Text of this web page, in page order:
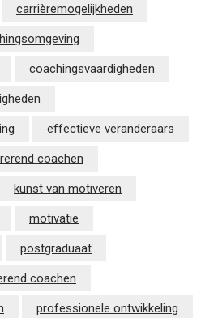
carrièremogelijkheden
coachingsvaardigheden
effectieve veranderaars
coachen
kunst van motiveren
motivatie
postgraduaat
coachen
professionele ontwikkeling